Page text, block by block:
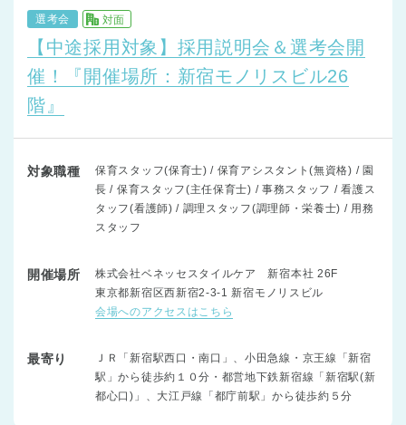
選考会 対面
【中途採用対象】採用説明会＆選考会開
催！『開催場所：新宿モノリスビル26
階』
対象職種
保育スタッフ(保育士) / 保育アシスタント(無資格) / 園
長 / 保育スタッフ(主任保育士) / 事務スタッフ / 看護ス
タッフ(看護師) / 調理スタッフ(調理師・栄養士) / 用務
スタッフ
開催場所
株式会社ベネッセスタイルケア 新宿本社 26F
東京都新宿区西新宿2-3-1 新宿モノリスビル
会場へのアクセスはこちら
最寄り
ＪＲ「新宿駅西口・南口」、小田急線・京王線「新宿
駅」から徒歩約１０分・都営地下鉄新宿線「新宿駅(新
都心口)」、大江戸線「都庁前駅」から徒歩約５分